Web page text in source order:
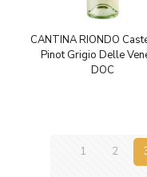
CANTINA RIONDO
Pinot Grigio Delle
DOC
1 2